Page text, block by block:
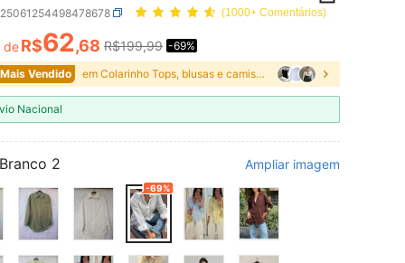
(1000+ Comentários)
AND AVAILABILITY
deR$62,68 R$199,99 -69%
Vendido em Colarinho Tops, blusas e camisetas femininas
Nacional
Branco 2 Ampliar imagem
-69%